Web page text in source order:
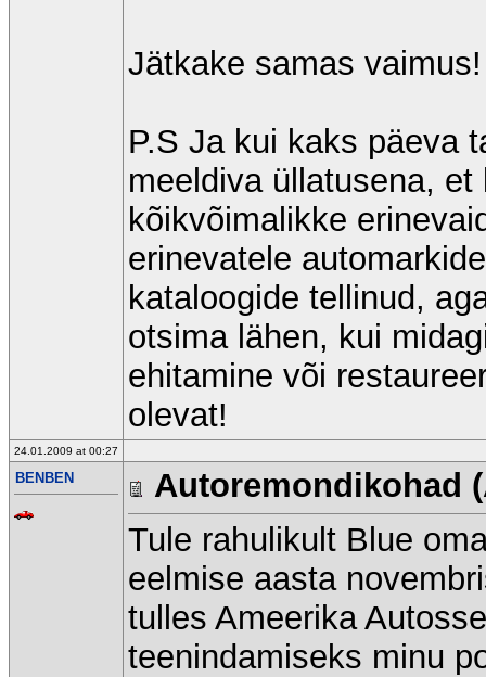
Jätkake samas vaimus!
P.S Ja kui kaks päeva
meeldiva üllatusena,
kõikvõimalikke
erinevatele
kataloogide tellinud,
otsima lähen, kui
ehitamine või
olevat!
24.01.2009 at 00:27
BENBEN
Autoremondikohad
Tule rahulikult Blue
eelmise aasta
tulles Ameerika
teenindamiseks minu